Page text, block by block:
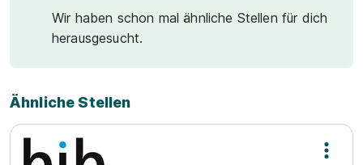
Wir haben schon mal ähnliche Stellen für dich
herausgesucht.
Ähnliche Stellen